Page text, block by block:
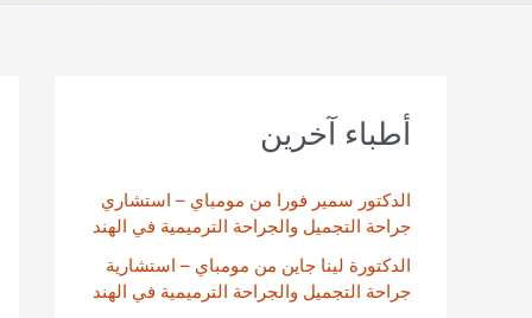
أطباء آخرين
الدكتور سمير فورا من مومباي – استشاري
جراحة التجميل والجراحة الترميمية في الهند
الدكتورة لينا جاين من مومباي – استشارية
جراحة التجميل والجراحة الترميمية في الهند